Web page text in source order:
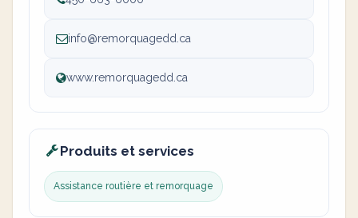
info@remorquagedd.ca
www.remorquagedd.ca
Produits et services
Assistance routière et remorquage